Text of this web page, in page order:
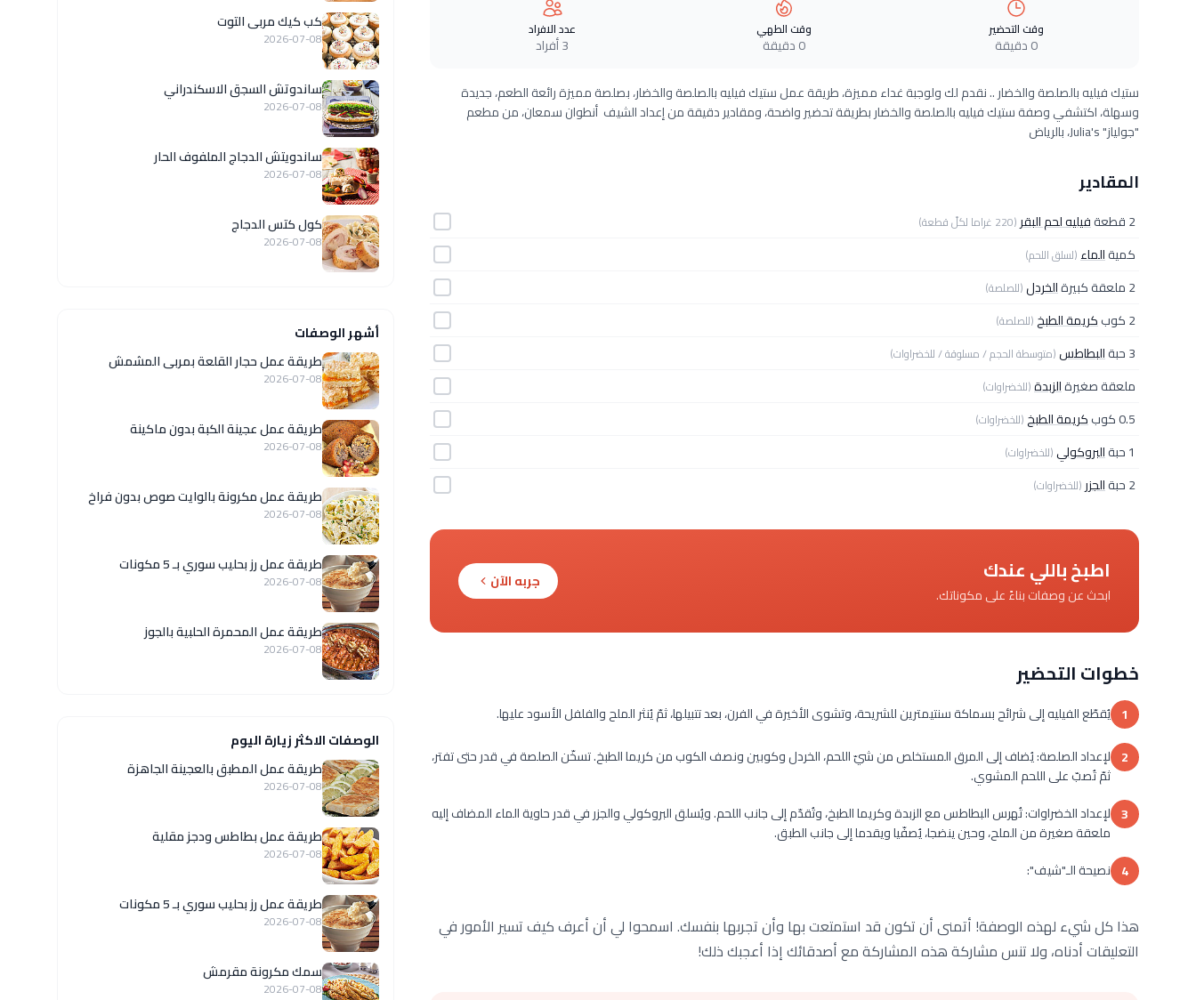
وقت التحضير
0 دقيقة
وقت الطهي
0 دقيقة
عدد الافراد
3 أفراد
ستيك فيليه بالصلصة والخضار .. نقدم لك ولوجبة غداء مميزة، طريقة عمل ستيك فيليه بالصلصة والخضار، بصلصة مميزة رائعة الطعم، جديدة
وسهلة، اكتشفي وصفة ستيك فيليه بالصلصة والخضار بطريقة تحضير واضحة، ومقادير دقيقة من إعداد الشيف أنطوان سمعان، من مطعم
"جولياز" Julia's، بالرياض
المقادير
2 قطعة فيليه لحم البقر (220 غراما لكلّ قطعة)
كميةالماء(لسلق اللحم)
2 ملعقة كبيرة الخردل(للصلصة)
2 كوب كريمة الطبخ(للصلصة)
3 حبة البطاطس(متوسطة الحجم / مسلوقة / للخضراوات)
ملعقة صغيرةالزبدة(للخضراوات)
0.5 كوب كريمة الطبخ(للخضراوات)
1 حبة البروكولي (للخضراوات)
2 حبة الجزر (للخضراوات)
اطبخ باللي عندك
ابحث عن وصفات بناءً على مكوناتك.
جربه الآن
خطوات التحضير
1 يُقطّع الفيليه إلى شرائح بسماكة سنتيمترين للشريحة، وتشوى الأخيرة في الفرن، بعد تتبيلها، ثمّ يُنثر الملح والفلفل الأسود عليها.
2 لإعداد الصلصة: يُضاف إلى المرق المستخلص من شيّ اللحم، الخردل وكوبين ونصف الكوب من كريما الطبخ. تسخّن الصلصة في قدر حتى تفتر،
ثمّ تُصبّ على اللحم المشوي.
3 لإعداد الخضراوات: تُهرس البطاطس مع الزبدة وكريما الطبخ، وتُقدّم إلى جانب اللحم. ويُسلق البروكولي والجزر في قدر حاوية الماء المضاف إليه
ملعقة صغيرة من الملح، وحين ينضجا، يُصفّيا ويقدما إلى جانب الطبق.
4 نصيحة الـ"شيف":
هذا كل شيء لهذه الوصفة! أتمنى أن تكون قد استمتعت بها وأن تجربها بنفسك. اسمحوا لي أن أعرف كيف تسير الأمور في
التعليقات أدناه، ولا تنس مشاركة هذه المشاركة مع أصدقائك إذا أعجبك ذلك!
كب كيك مربى التوت
2026-07-08
ساندوتش السجق الاسكندراني
2026-07-08
ساندويتش الدجاج الملفوف الحار
2026-07-08
كول كتس الدجاج
2026-07-08
أشهر الوصفات
طريقة عمل حجار القلعة بمربى المشمش
2026-07-08
طريقة عمل عجينة الكبة بدون ماكينة
2026-07-08
طريقة عمل مكرونة بالوايت صوص بدون فراخ
2026-07-08
طريقة عمل رز بحليب سوري بـ 5 مكونات
2026-07-08
طريقة عمل المحمرة الحلبية بالجوز
2026-07-08
الوصفات الاكثر زيارة اليوم
طريقة عمل المطبق بالعجينة الجاهزة
2026-07-08
طريقة عمل بطاطس ودجز مقلية
2026-07-08
طريقة عمل رز بحليب سوري بـ 5 مكونات
2026-07-08
سمك مكرونة مقرمش
2026-07-08